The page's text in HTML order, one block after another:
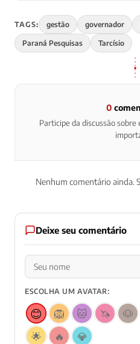
TAGS: gestão governador
Paraná Pesquisas Tarcísio
0
Participe da discussão
Nenhum comentário ainda.
Deixe seu comentário
ESCOLHA UM AVATAR:
😊 🦁 🐱 🦄 🐶
🌟
🔥 💎